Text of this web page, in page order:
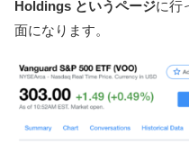
Holdings というページに行
面になります。